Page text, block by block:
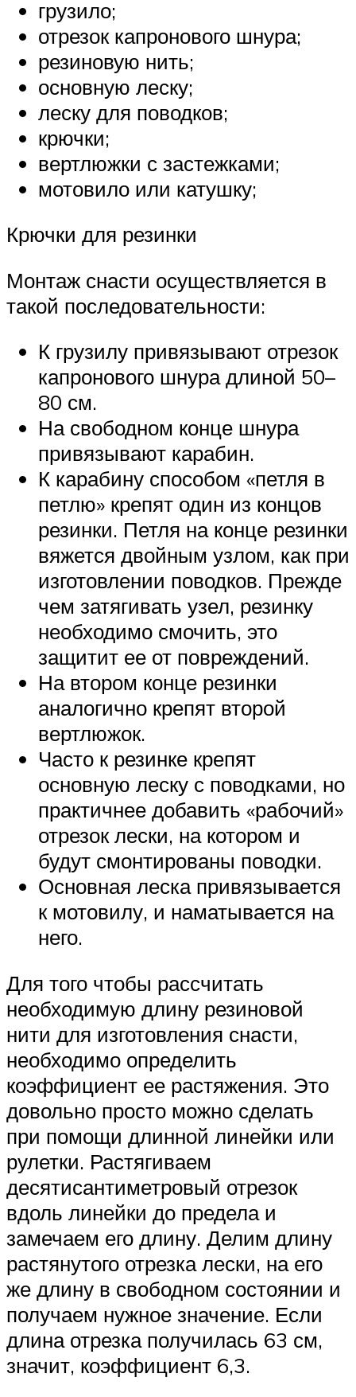
грузило;
отрезок капронового шнура;
резиновую нить;
основную леску;
леску для поводков;
крючки;
вертлюжки с застежками;
мотовило или катушку;
Крючки для резинки
Монтаж снасти осуществляется в
такой последовательности:
К грузилу привязывают отрезок
капронового шнура длиной 50–
80 см.
На свободном конце шнура
привязывают карабин.
К карабину способом «петля в
петлю» крепят один из концов
резинки. Петля на конце резинки
вяжется двойным узлом, как при
изготовлении поводков. Прежде
чем затягивать узел, резинку
необходимо смочить, это
защитит ее от повреждений.
На втором конце резинки
аналогично крепят второй
вертлюжок.
Часто к резинке крепят
основную леску с поводками, но
практичнее добавить «рабочий»
отрезок лески, на котором и
будут смонтированы поводки.
Основная леска привязывается
к мотовилу, и наматывается на
него.
Для того чтобы рассчитать
необходимую длину резиновой
нити для изготовления снасти,
необходимо определить
коэффициент ее растяжения. Это
довольно просто можно сделать
при помощи длинной линейки или
рулетки. Растягиваем
десятисантиметровый отрезок
вдоль линейки до предела и
замечаем его длину. Делим длину
растянутого отрезка лески, на его
же длину в свободном состоянии и
получаем нужное значение. Если
длина отрезка получилась 63 см,
значит, коэффициент 6,3.